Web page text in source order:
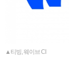
▲티빙, 웨이브 CI